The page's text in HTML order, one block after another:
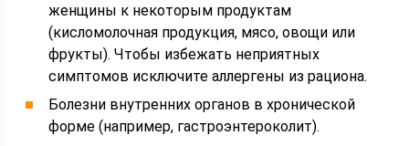
женщины к некоторым продуктам
(кисломолочная продукция, мясо, овощи или
фрукты). Чтобы избежать неприятных
симптомов исключите аллергены из рациона.
Болезни внутренних органов в хронической
форме (например, гастроэнтероколит).